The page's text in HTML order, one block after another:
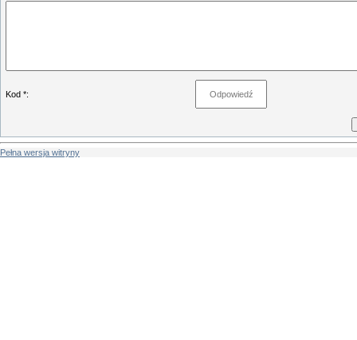
Kod *:
Pełna wersja witryny